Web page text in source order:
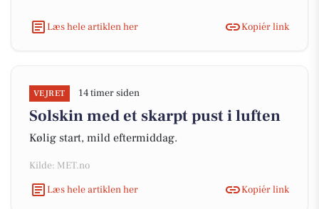
Læs hele artiklen her Kopiér link
VEJRET 14 timer siden
Solskin med et skarpt pust i luften
Kølig start, mild eftermiddag.
Kilde: MET.no
Læs hele artiklen her
Kopiér link